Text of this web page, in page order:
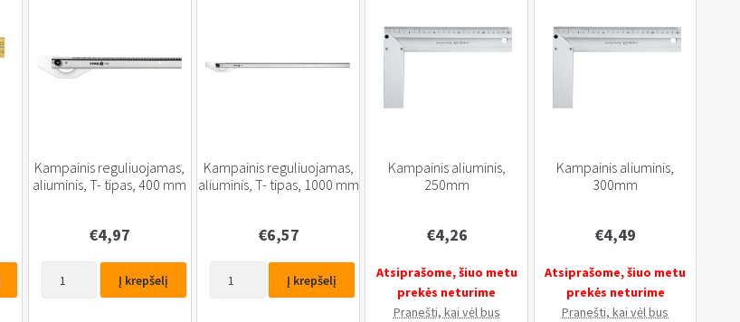
Kampainis reguliuojamas,
aliuminis, T- tipas, 400 mm
€4,97
Į krepšelį
Kampainis reguliuojamas,
aliuminis, T- tipas, 1000 mm
€6,57
Į krepšelį
Kampainis aliuminis,
250mm
€4,26
Atsiprašome, šiuo metu
prekės neturime
Pranešti, kai vėl bus
Kampainis aliuminis,
300mm
€4,49
Atsiprašome, šiuo metu
prekės neturime
Pranešti, kai vėl bus